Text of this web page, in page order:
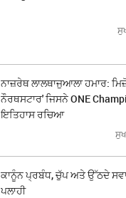
ਨਾਜ਼ਰੇਥ ਲਾਲਥਾਜੁਆਲਾ ਹਮਾਰ:
ਨੌਰਥਸਟਾਰ' ਜਿਸਨੇ ONE
ਇਤਿਹਾਸ ਰਚਿਆ
ਕਾਨੂੰਨ ਪ੍ਰਬੰਧ, ਚੁੱਪ ਅਤੇ ਉੱਠਦੇ
ਪਲਾਹੀ